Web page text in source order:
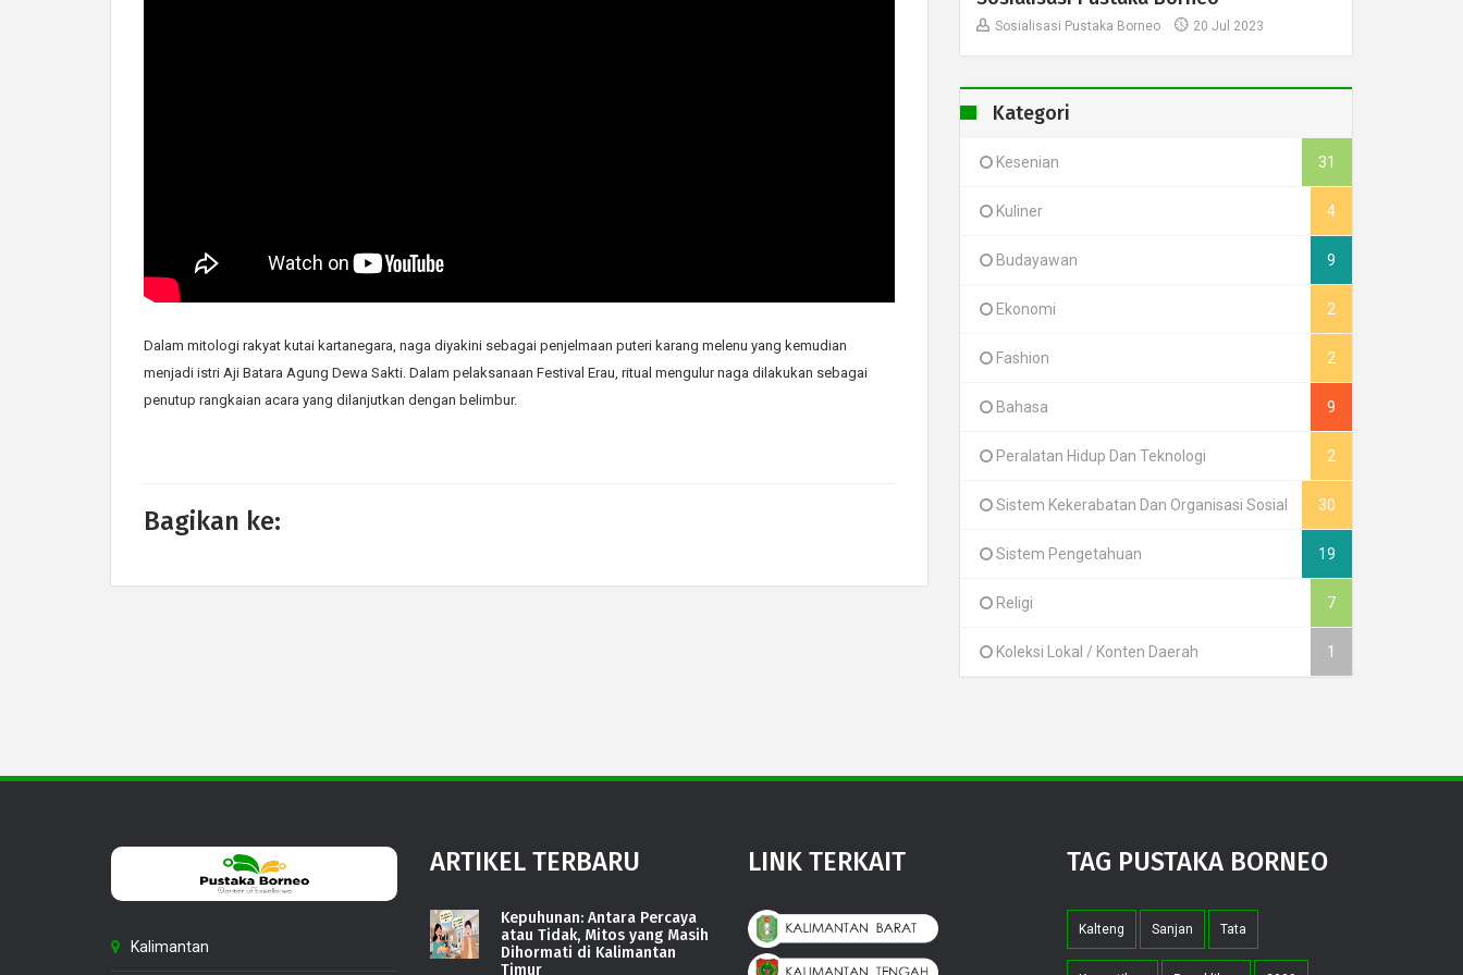
Dalam mitologi rakyat kutai kartanegara, naga diyakini sebagai penjelmaan puteri karang melenu yang kemudian
menjadi istri Aji Batara Agung Dewa Sakti. Dalam pelaksanaan Festival Erau, ritual mengulur naga dilakukan sebagai
penutup rangkaian acara yang dilanjutkan dengan belimbur.
Bagikan ke:
Sosialisasi Pustaka Borneo 20 Jul 2023
Kategori
Kesenian 31
Kuliner 4
Budayawan 9
Ekonomi 2
Fashion 2
Bahasa 9
Peralatan Hidup Dan Teknologi 2
Sistem Kekerabatan Dan Organisasi Sosial 30
Sistem Pengetahuan 19
Religi 7
Koleksi Lokal / Konten Daerah 1
Kalimantan
ARTIKEL TERBARU
Kepuhunan: Antara Percaya
atau Tidak, Mitos yang Masih
Dihormati di Kalimantan
Timur
LINK TERKAIT TAG PUSTAKA BORNEO
Kalteng Sanjan Tata